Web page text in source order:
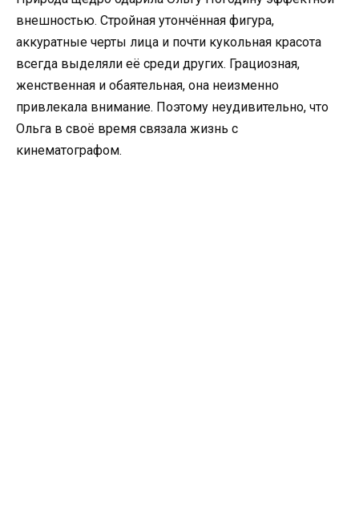
внешностью. Стройная утончённая фигура,
аккуратные черты лица и почти кукольная красота
всегда выделяли её среди других. Грациозная,
женственная и обаятельная, она неизменно
привлекала внимание. Поэтому неудивительно, что
Ольга в своё время связала жизнь с
кинематографом.